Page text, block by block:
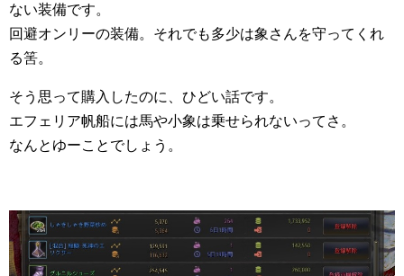
ない装備です。
回避オンリーの装備。それでも多少は象さんを守ってくれ
る筈。
そう思って購入したのに、ひどい話です。
エフェリア帆船には馬や小象は乗せられないってさ。
なんとゆーことでしょう。